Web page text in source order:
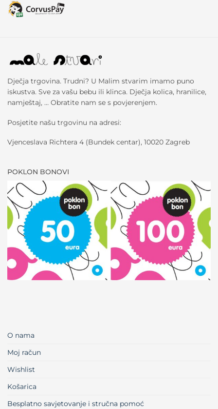
Dječja trgovina. Trudni? U Malim stvarim imamo puno
iskustva. Sve za vašu bebu ili klinca. Dječja kolica, hranilice,
namještaj, … Obratite nam se s povjerenjem.
Posjetite našu trgovinu na adresi:
Vjenceslava Richtera 4 (Bundek centar), 10020 Zagreb
POKLON BONOVI
O nama
Moj račun
Wishlist
Košarica
Besplatno savjetovanje i stručna pomoć